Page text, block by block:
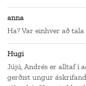
anna
Ha? Var einhver að
Hugi
Jújú, Andrés er alltaf í
gerðist ungur